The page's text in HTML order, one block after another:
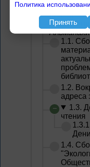
1.1.
1.2.
адреса
1.3.
чтения
1.4.
Политика
Принять